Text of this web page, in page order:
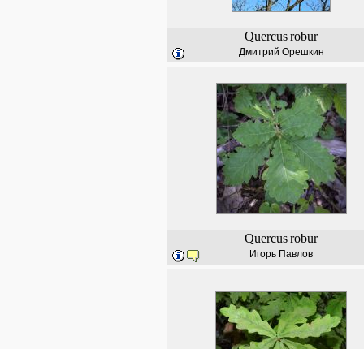
Quercusrobur
Дмитрий Орешкин
Quercusrobur
Игорь Павлов